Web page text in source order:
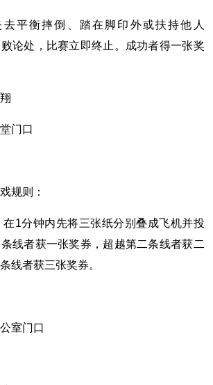
平衡摔倒、踏在脚印外或扶持他人
败论处，比赛立即终止。成功者得一张奖
门口
规则：
在1分钟内先将三张纸分别叠成飞机并投
线者获一张奖券，超越第二条线者获二
线者获三张奖券。
室门口